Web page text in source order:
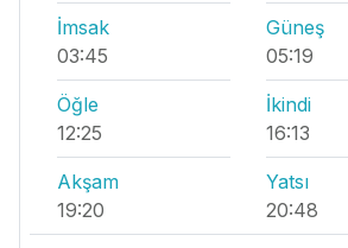
İmsak
03:45
Güneş
05:19
Öğle
12:25
İkindi
16:13
Akşam
19:20
Yatsı
20:48